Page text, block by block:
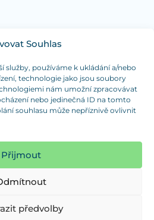
Souhlas
služby, používáme k ukládání a/nebo
technologie jako jsou soubory
nám umožní zpracovávat
nebo jedinečná ID na tomto
souhlasu může nepříznivě ovlivnit
Přijmout
předvolby
s výběrem?
Čtvrtek od: 7:30 - 15:30 hodin
hodin
+420 725 802 767
Čtvrtek od: 7:30 - 15:30 hodin
hodin